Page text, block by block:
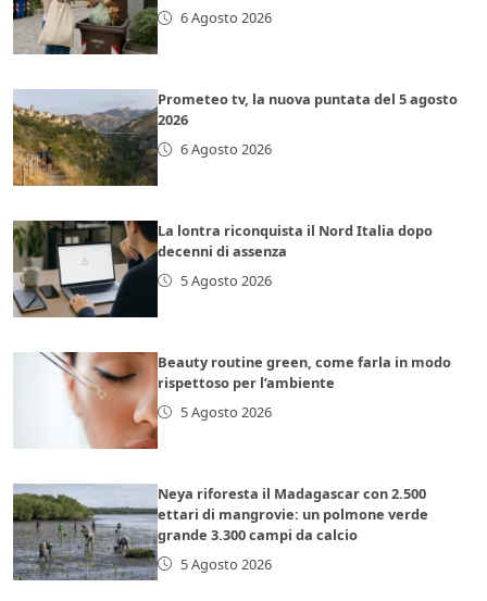
6 Agosto 2026
Prometeo tv, la nuova puntata del 5 agosto
2026
6 Agosto 2026
La lontra riconquista il Nord Italia dopo
decenni di assenza
5 Agosto 2026
Beauty routine green, come farla in modo
rispettoso per l’ambiente
5 Agosto 2026
Neya riforesta il Madagascar con 2.500
ettari di mangrovie: un polmone verde
grande 3.300 campi da calcio
5 Agosto 2026